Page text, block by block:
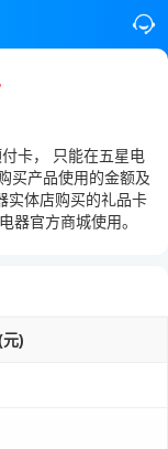
卡， 只能在五星电
买产品使用的金额及
实体店购买的礼品卡
器官方商城使用。
)